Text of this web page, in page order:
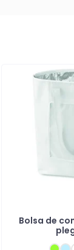
Bolsa de